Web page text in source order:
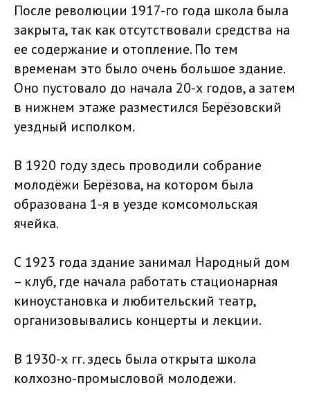
После революции 1917-го года школа была
закрыта, так как отсутствовали средства на
ее содержание и отопление. По тем
временам это было очень большое здание.
Оно пустовало до начала 20-х годов, а затем
в нижнем этаже разместился Берёзовский
уездный исполком.
В 1920 году здесь проводили собрание
молодёжи Берёзова, на котором была
образована 1-я в уезде комсомольская
ячейка.
С 1923 года здание занимал Народный дом
– клуб, где начала работать стационарная
киноустановка и любительский театр,
организовывались концерты и лекции.
В 1930-х гг. здесь была открыта школа
колхозно-промысловой молодежи.